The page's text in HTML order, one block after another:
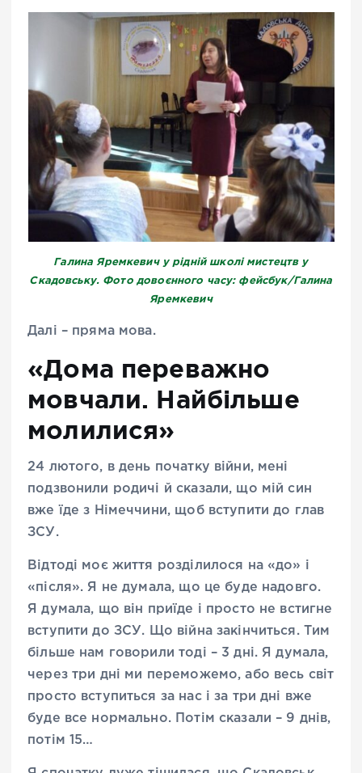
Галина Яремкевич у рідній школі мистецтв у
Скадовську. Фото довоєнного часу: фейсбук/Галина
Яремкевич
Далі – пряма мова.
«Дома переважно
мовчали. Найбільше
молилися»
24 лютого, в день початку війни, мені
подзвонили родичі й сказали, що мій син
вже їде з Німеччини, щоб вступити до глав
ЗСУ.
Відтоді моє життя розділилося на «до» і
«після». Я не думала, що це буде надовго.
Я думала, що він приїде і просто не встигне
вступити до ЗСУ. Що війна закінчиться. Тим
більше нам говорили тоді – 3 дні. Я думала,
через три дні ми переможемо, або весь світ
просто вступиться за нас і за три дні вже
буде все нормально. Потім сказали – 9 днів,
потім 15…